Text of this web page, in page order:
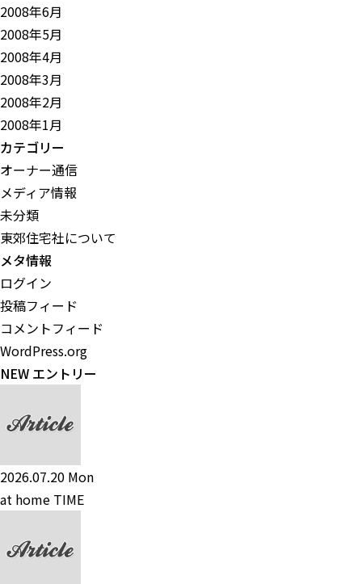
2008年6月
2008年5月
2008年4月
2008年3月
2008年2月
2008年1月
カテゴリー
オーナー通信
メディア情報
未分類
東郊住宅社について
メタ情報
ログイン
投稿フィード
コメントフィード
WordPress.org
NEW エントリー
2026.07.20 Mon
at home TIME